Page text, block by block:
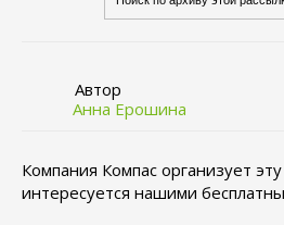
Автор
Анна Ерошина
Компания Компас организует
интересуется нашими